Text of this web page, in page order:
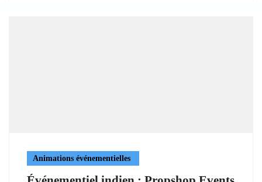
Animations événementielles